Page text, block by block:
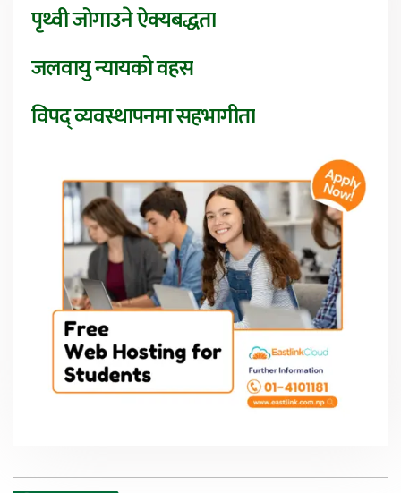
पृथ्वी जोगाउने ऐक्यबद्धता
जलवायु न्यायको वहस
विपद् व्यवस्थापनमा सहभागीता